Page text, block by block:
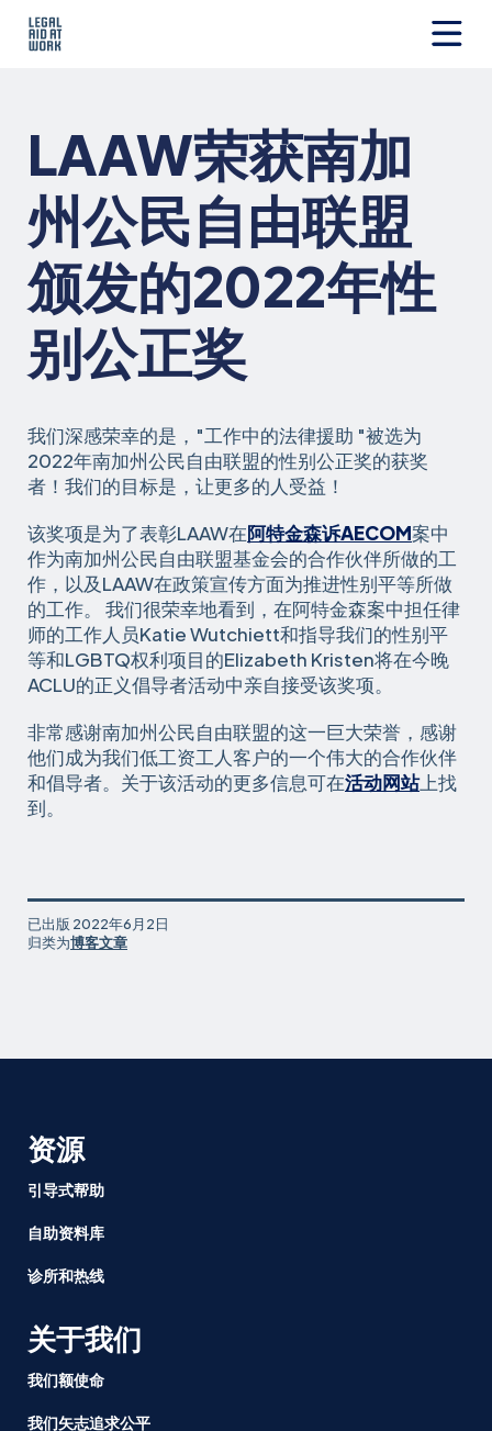
Work
LAAW荣获南加
州公民自由联盟
颁发的2022年性
别公正奖
我们深感荣幸的是，"工作中的法律援助 "被选为
2022年南加州公民自由联盟的性别公正奖的获奖
者！我们的目标是，让更多的人受益！
该奖项是为了表彰LAAW在阿特金森诉AECOM案中
作为南加州公民自由联盟基金会的合作伙伴所做的工
作，以及LAAW在政策宣传方面为推进性别平等所做
的工作。 我们很荣幸地看到，在阿特金森案中担任律
师的工作人员Katie Wutchiett和指导我们的性别平
等和LGBTQ权利项目的Elizabeth Kristen将在今晚
ACLU的正义倡导者活动中亲自接受该奖项。
非常感谢南加州公民自由联盟的这一巨大荣誉，感谢
他们成为我们低工资工人客户的一个伟大的合作伙伴
和倡导者。关于该活动的更多信息可在活动网站上找
到。
已出版 2022年6月2日
归类为博客文章
资源
引导式帮助
自助资料库
诊所和热线
关于我们
我们额使命
我们矢志追求公平